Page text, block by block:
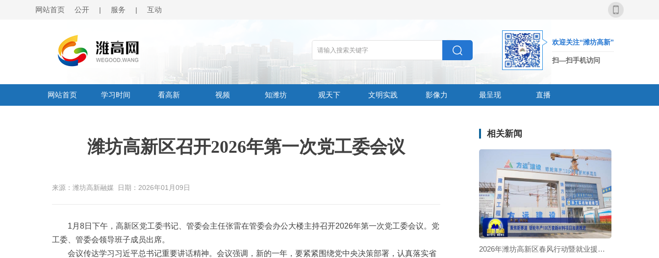
网站首页 公开 | 服务 | 互动
欢迎关注“潍坊高新”
扫—扫手机访问
网站首页 学习时间 看高新 视频 知潍坊 观天下 文明实践 影像力 最呈现 直播
潍坊高新区召开2026年第一次党工委会议
来源：潍坊高新融媒 日期：2026年01月09日
1月8日下午，高新区党工委书记、管委会主任张雷在管委会办公大楼主持召开2026年第一次党工委会议。党
工委、管委会领导班子成员出席。
会议传达学习习近平总书记重要讲话精神。会议强调，新的一年，要紧紧围绕党中央决策部署，认真落实省
相关新闻
2026年潍坊高新区春风行动暨就业援助季线下招聘会举办